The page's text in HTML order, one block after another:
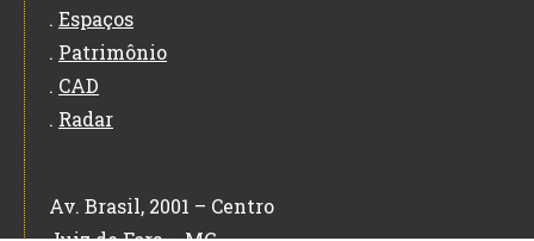
. Espaços
. Patrimônio
. CAD
. Radar
Av. Brasil, 2001 – Centro